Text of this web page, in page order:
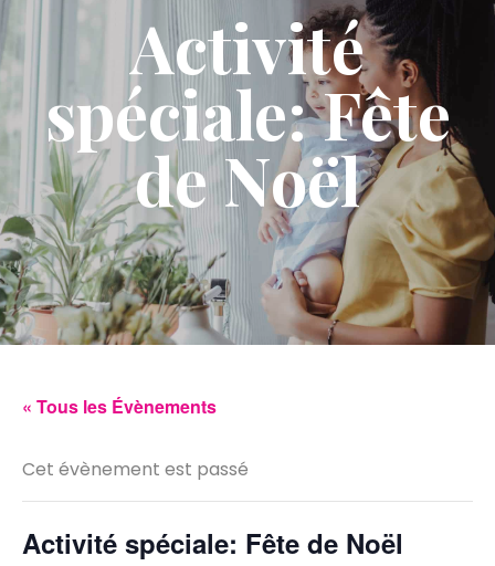
Activité
spéciale: Fête
de Noël
« Tous les Évènements
Cet évènement est passé
Activité spéciale: Fête de Noël